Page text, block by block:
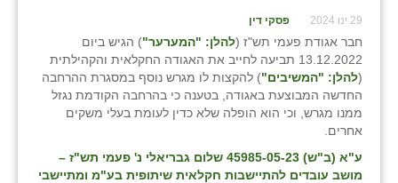
29 ינו 2024 פסקי דין
חבר אגודת פעמי תש"ז (להלן: "המערער") הגיש ביום
13.12.2022 תביעה לחייב את האגודה החקלאית והקהילתית
(להלן: "המשיבים") להקצות לו מגרש נוסף במסגרת ההרחבה
החדשה המבוצעת באגודה, בטענה כי בהרחבה הקודמת נגזל
ממנו מגרש, וכי הוא הופלה שלא כדין לעומת בעלי משקים
אחרים.
ע"א (ב"ש) 45985-05-23 שלום גבריאלי נ' פעמי תש"ז –
מושב עובדים להתיישבות חקלאית שיתופית בע"מ ומתיישבי
מישר
מכורה
מנחמיה
נאות הכיכר